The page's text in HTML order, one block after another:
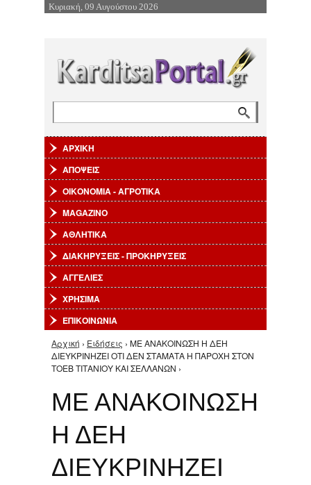
Επιστροφή στην Πλοήγηση
Κυριακή, 09 Αυγούστου 2026
ΑΡΧΙΚΗ
ΑΠΟΨΕΙΣ
ΟΙΚΟΝΟΜΙΑ - ΑΓΡΟΤΙΚΑ
MAGAZINO
ΑΘΛΗΤΙΚΑ
ΔΙΑΚΗΡΥΞΕΙΣ - ΠΡΟΚΗΡΥΞΕΙΣ
ΑΓΓΕΛΙΕΣ
ΧΡΗΣΙΜΑ
ΕΠΙΚΟΙΝΩΝΙΑ
Είστε εδώ
Αρχική › Ειδήσεις › ΜΕ ΑΝΑΚΟΙΝΩΣΗ Η ΔΕΗ
ΔΙΕΥΚΡΙΝΗΖΕΙ ΟΤΙ ΔΕΝ ΣΤΑΜΑΤΑ Η ΠΑΡΟΧΗ ΣΤΟΝ
ΤΟΕΒ ΤΙΤΑΝΙΟΥ ΚΑΙ ΣΕΛΛΑΝΩΝ ›
ΜΕ ΑΝΑΚΟΙΝΩΣΗ
Η ΔΕΗ
ΔΙΕΥΚΡΙΝΗΖΕΙ